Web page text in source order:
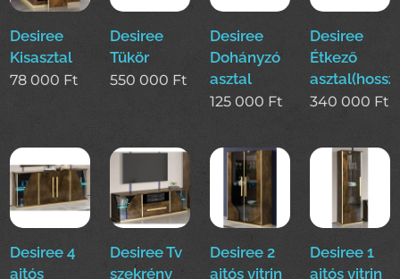
Desiree
Kisasztal
78 000 Ft
Desiree
Tükör
550 000 Ft
Desiree
Dohányzó
asztal
125 000 Ft
Desiree
Étkező
340 000 Ft
Desiree 4
ajtós
Desiree Tv
szekrény
Desiree 2
ajtós vitrin
Desiree 1
ajtós vitrin